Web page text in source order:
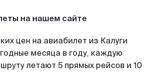
на нашем сайте
цен на авиабилет из Калуги
месяца в году, каждую
летают 5 прямых рейсов и 10